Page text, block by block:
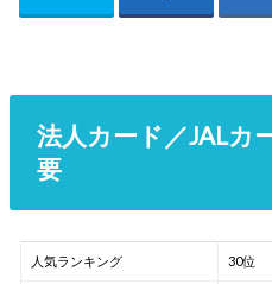
法人カード／JALカ
要
人気ランキング 30位